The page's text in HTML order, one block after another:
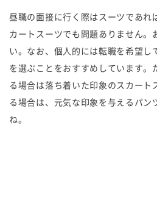
昼職の面接に行く際はスーツであれ
カートスーツでも問題ありません。
い。なお、個人的には転職を希望し
を選ぶことをおすすめしています。
る場合は落ち着いた印象のスカート
る場合は、元気な印象を与えるパン
ね。